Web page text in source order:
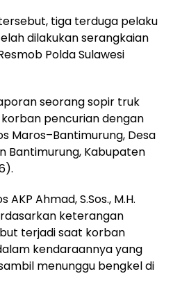
tiga terduga pelaku
dilakukan serangkaian
Polda Sulawesi
seorang sopir truk
pencurian dengan
Maros–Bantimurung, Desa
Bantimurung, Kabupaten
Ahmad, S.Sos., M.H.
keterangan
terjadi saat korban
kendaraannya yang
menunggu bengkel di